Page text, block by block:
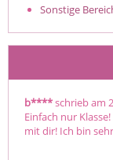
Sonstige
b****schrieb am
Einfach nur
mit dir! Ich bin